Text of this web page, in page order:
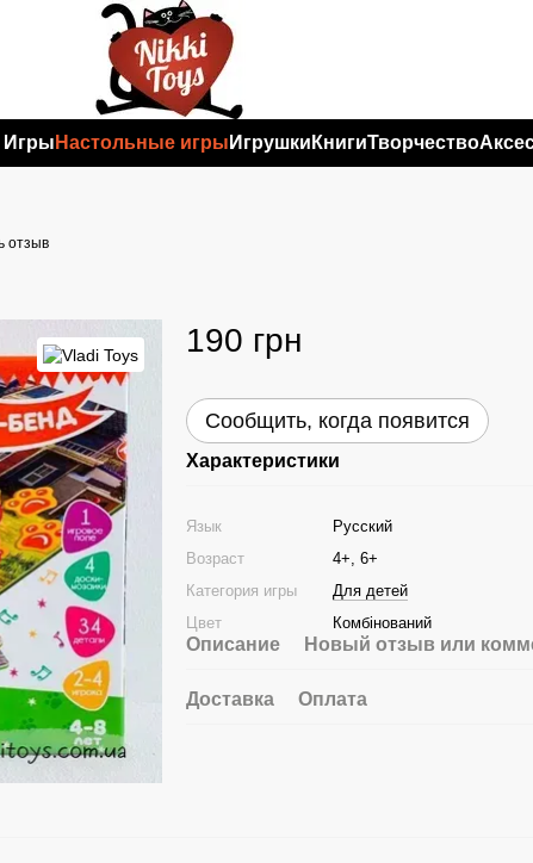
Игры Настольные игры Игрушки КнигиТворчество
отзыв
190 грн
Сообщить, когда появится
Характеристики
Язык
Русский
Возраст
4+, 6+
Категория игры
Для детей
Цвет
Комбінований
Описание Новый отзыв или
Доставка Оплата